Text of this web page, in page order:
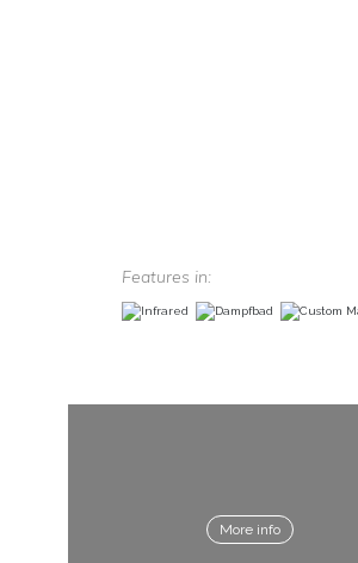
Features in:
More info